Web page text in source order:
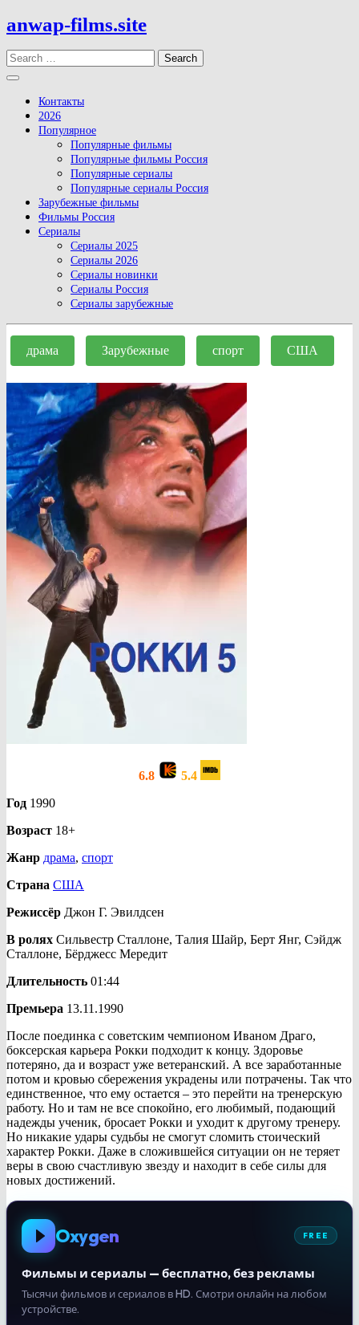
Skip
to
content
anwap-films.site
Search
Open
Button
Контакты
2026
Популярное
Популярные фильмы
Популярные фильмы Россия
Популярные сериалы
Популярные сериалы Россия
Зарубежные фильмы
Фильмы Россия
Сериалы
Сериалы 2025
Сериалы 2026
Сериалы новинки
Сериалы Россия
Сериалы зарубежные
Close
Button
драма Зарубежные спорт США
6.8
5.4
Год 1990
Возраст 18+
Жанр драма, спорт
Страна США
Режиссёр Джон Г. Эвилдсен
В ролях Сильвестр Сталлоне, Талия Шайр, Берт Янг, Сэйдж
Сталлоне, Бёрджесс Мередит
Длительность 01:44
Премьера 13.11.1990
После поединка с советским чемпионом Иваном Драго,
боксерская карьера Рокки подходит к концу. Здоровье
потеряно, да и возраст уже ветеранский. А все заработанные
потом и кровью сбережения украдены или потрачены. Так что
единственное, что ему остается – это перейти на тренерскую
работу. Но и там не все спокойно, его любимый, подающий
надежды ученик, бросает Рокки и уходит к другому тренеру.
Но никакие удары судьбы не смогут сломить стоический
характер Рокки. Даже в сложившейся ситуации он не теряет
веры в свою счастливую звезду и находит в себе силы для
новых достижений.
Oxygen FREE
Фильмы и сериалы — бесплатно, без рекламы
Тысячи фильмов и сериалов в HD. Смотри онлайн на любом
устройстве.